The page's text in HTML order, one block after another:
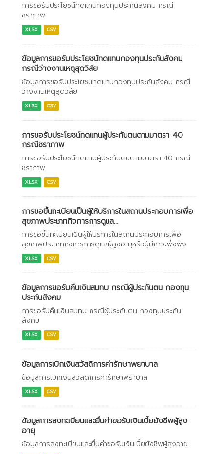
การขอรับประโยชน์ทดแทนกองทุนประกันสังคม กรณี
ชราภาพ
XLSX CSV
ข้อมูลการขอรับประโยชน์ทดแทนกองทุนประกันสังคม
กรณีว่างงานเหตุสุดวิสัย
ข้อมูลการขอรับประโยชน์ทดแทนกองทุนประกันสังคม กรณี
ว่างงานเหตุสุดวิสัย
XLSX CSV
การขอรับประโยชน์ทดแทนผู้ประกันตนตามมาตรา 40
กรณีชราภาพ
การขอรับประโยชน์ทดแทนผู้ประกันตนตามมาตรา 40 กรณี
ชราภาพ
XLSX CSV
การขอขึ้นทะเบียนเป็นผู้ให้บริการในสถานประกอบการเพื่อ
สุขภาพประเภทกิจการการดูแล...
การขอขึ้นทะเบียนเป็นผู้ให้บริการในสถานประกอบการเพื่อ
สุขภาพประเภทกิจการการดูแลผู้สูงอายุหรือผู้มีภาวะพึ่งพิง
XLSX CSV
ข้อมูลการขอรับคืนเงินสมทบ กรณีผู้ประกันตน กองทุน
ประกันสังคม
การขอรับคืนเงินสมทบ กรณีผู้ประกันตน กองทุนประกัน
สังคม
XLSX CSV
ข้อมูลการเบิกเงินสวัสดิการค่ารักษาพยาบาล
ข้อมูลการเบิกเงินสวัสดิการค่ารักษาพยาบาล
XLSX CSV
ข้อมูลการลงทะเบียนและยื่นคำขอรับเงินเบี้ยยังชีพผู้สูง
อายุ
ข้อมูลการลงทะเบียนและยื่นคำขอรับเงินเบี้ยยังชีพผู้สูงอายุ